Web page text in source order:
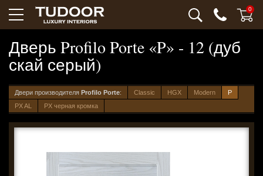
0
Дверь Profilo Porte «P» - 12 (дуб
скай серый)
Двери производителя Profilo Porte: Classic HGX Modern
P
PX AL
PX черная кромка